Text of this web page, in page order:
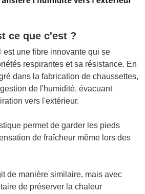
ce que c'est ?
est une fibre innovante qui se
respirantes et sa résistance. En
dans la fabrication de chaussettes,
de l'humidité, évacuant
vers l'extérieur.
permet de garder les pieds
de fraîcheur même lors des
de manière similaire, mais avec
de préserver la chaleur